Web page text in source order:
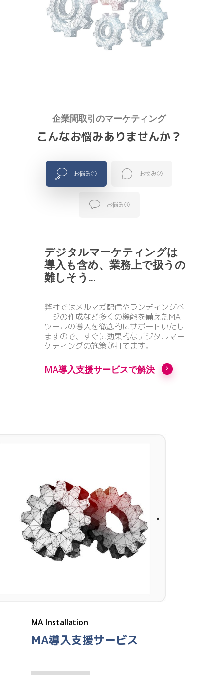
企業間取引のマーケティング
こんなお悩みありませんか？
お悩み① お悩み②
お悩み③
デジタルマーケティングは
導入も含め、業務上で扱うの
難しそう...
弊社ではメルマガ配信やランディングペ
ージの作成など多くの機能を備えたMA
ツールの導入を徹底的にサポートいたし
ますので、すぐに効果的なデジタルマー
ケティングの施策が打てます。
MA導入支援サービスで解決
MA Installation
MA導入支援サービス